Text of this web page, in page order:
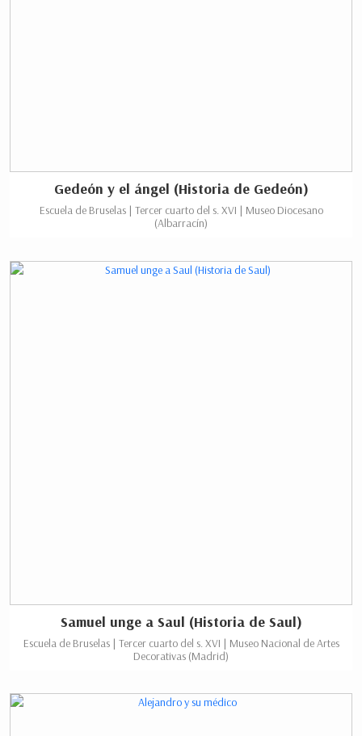
Gedeón y el ángel (Historia de Gedeón)
Escuela de Bruselas | Tercer cuarto del s. XVI | Museo Diocesano
(Albarracín)
Samuel unge a Saul (Historia de Saul)
Escuela de Bruselas | Tercer cuarto del s. XVI | Museo Nacional de Artes
Decorativas (Madrid)